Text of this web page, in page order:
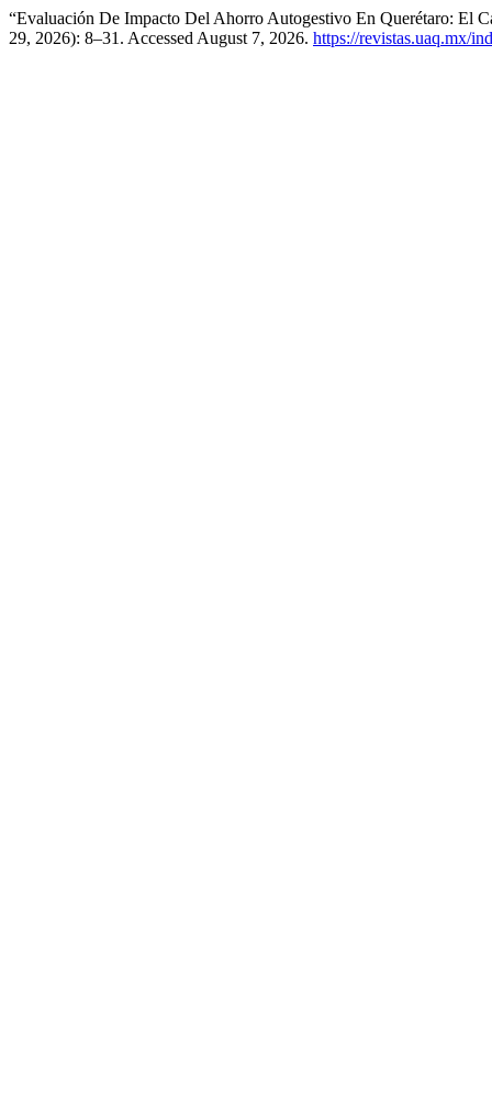
“Evaluación De Impacto Del Ahorro Autogestivo En Querétaro: El
29, 2026): 8–31. Accessed August 7, 2026. https://revistas.uaq.mx/